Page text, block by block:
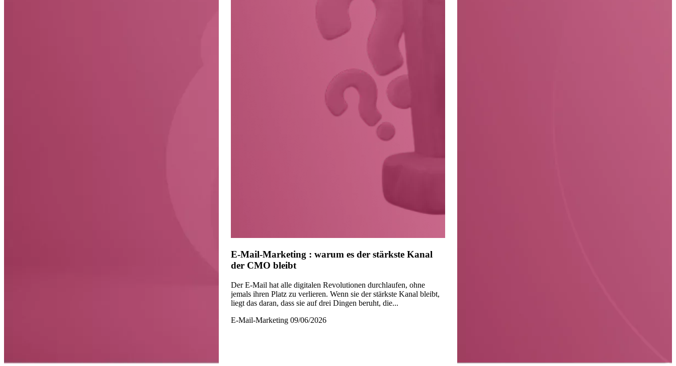
E-Mail-Marketing : warum es der stärkste Kanal
der CMO bleibt
Der E-Mail hat alle digitalen Revolutionen durchlaufen, ohne
jemals ihren Platz zu verlieren. Wenn sie der stärkste Kanal bleibt,
liegt das daran, dass sie auf drei Dingen beruht, die...
E-Mail-Marketing 09/06/2026